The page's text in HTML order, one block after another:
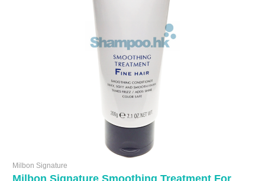
Milbon Signature
Milbon Signature Smoothing Treatment For